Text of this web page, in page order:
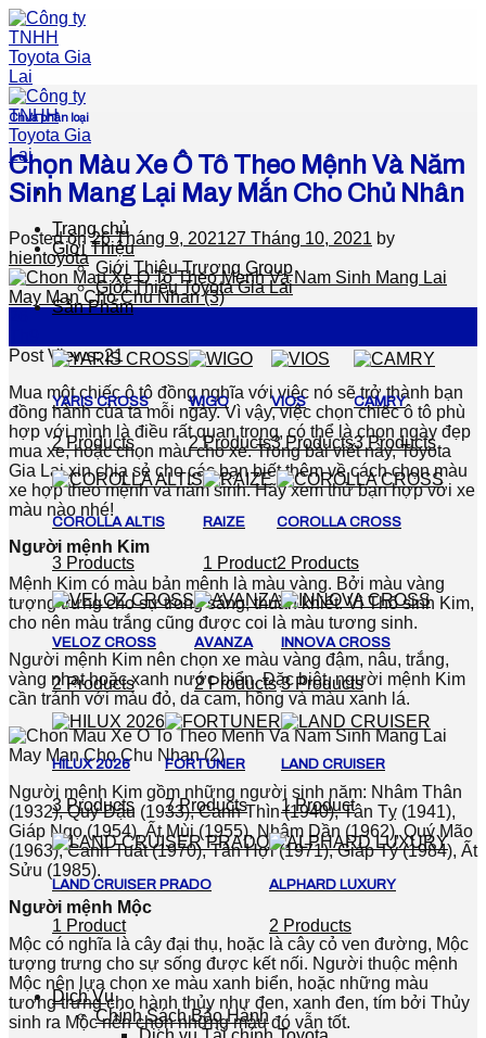
Skip
to
content
Trang chủ
Giới Thiệu
Giới Thiệu Trương Group
Giới Thiệu Toyota Gia Lai
Sản Phẩm
YARIS CROSS
2 Products
WIGO
2 Products
VIOS
3 Products
COROLLA ALTIS
3 Products
CAMRY
3 Products
RAIZE
1 Product
COROLLA CROSS
2 Products
VELOZ CROSS
2 Products
AVANZA
2 Products
INNOVA CROSS
3 Products
HILUX 2026
3 Products
FORTUNER
7 Products
LAND CRUISER PRADO
1 Product
LAND CRUISER
1 Product
ALPHARD LUXURY
2 Products
Dịch Vụ
Chính Sách Bảo Hành
Chưa phân loại
Chọn Màu Xe Ô Tô Theo Mệnh Và Năm
Sinh Mang Lại May Mắn Cho Chủ Nhân
Posted on26 Tháng 9, 202127 Tháng 10, 2021 by
hientoyota
Post Views: 21
Mua một chiếc ô tô đồng nghĩa với việc nó sẽ trở thành bạn
đồng hành của ta mỗi ngày. Vì vậy, việc chọn chiếc ô tô phù
hợp với mình là điều rất quan trọng, có thể là chọn ngày đẹp
mua xe, hoặc chọn màu cho xe. Trong bài viết này, Toyota
Gia Lai xin chia sẻ cho các bạn biết thêm về cách chọn màu
xe hợp theo mệnh và năm sinh. Hãy xem thử bạn hợp với xe
màu nào nhé!
Người mệnh Kim
Mệnh Kim có màu bản mệnh là màu vàng. Bởi màu vàng
tượng trưng cho sự trong sáng, thuần khiết. Vì Thổ sinh Kim,
cho nên màu trắng cũng được coi là màu tương sinh.
Người mệnh Kim nên chọn xe màu vàng đậm, nâu, trắng,
vàng nhạt hoặc xanh nước biển. Đặc biệt, người mệnh Kim
cần tránh với màu đỏ, da cam, hồng và màu xanh lá.
Người mệnh Kim gồm những người sinh năm: Nhâm Thân
(1932), Quý Dậu (1933), Canh Thìn (1940), Tân Tỵ (1941),
Giáp Ngọ (1954), Ất Mùi (1955), Nhâm Dần (1962), Quý Mão
(1963), Canh Tuất (1970), Tân Hợi (1971), Giáp Tý (1984), Ất
Sửu (1985).
Người mệnh Mộc
Mộc có nghĩa là cây đại thụ, hoặc là cây cỏ ven đường, Mộc
tượng trưng cho sự sống được kết nối. Người thuộc mệnh
Mộc nên lựa chọn xe màu xanh biển, hoặc những màu
tương trưng cho hành thủy như đen, xanh đen, tím bởi Thủy
sinh ra Mộc nên chọn những màu đó vẫn tốt.